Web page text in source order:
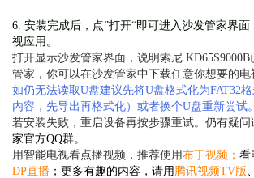
6. 安装完成后，点”打开“即可进入沙发管家界
视应用。
打开显示沙发管家界面，说明索尼
管家，你可以在沙发管家中下载任意你想要的电
如仍无法读取U盘建议先将U盘格式化为FAT32
内容，先导出再格式化）或者换个U盘重新尝试。
若安装失败，重启设备再按步骤重试。仍有疑问
家官方QQ群。
用智能电视看点播视频，推荐使用布丁视频 ； 看
DP直播 ；更多有趣的内容，请用 腾讯视频TV版 、